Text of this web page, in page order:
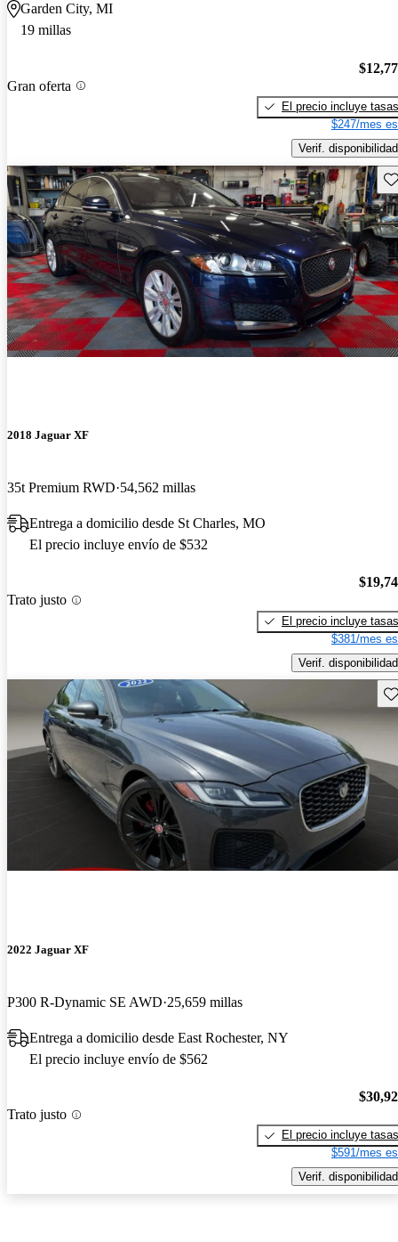
Garden City, MI
19 millas
Gran oferta
El precio incluye tasas
$247/mes
Verif. disponibilidad
2018 Jaguar XF
35t Premium RWD 54,562 millas
Entrega a domicilio desde St Charles, MO
El precio incluye envío de $532
Trato justo
El precio incluye tasas
$381/mes
Verif. disponibilidad
2022 Jaguar XF
P300 R-Dynamic SE AWD 25,659 millas
Entrega a domicilio desde East Rochester, NY
El precio incluye envío de $562
Trato justo
El precio incluye tasas
$591/mes
Verif. disponibilidad